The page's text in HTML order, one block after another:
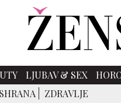
LJUBAV & SEX
ZDRAVLJE